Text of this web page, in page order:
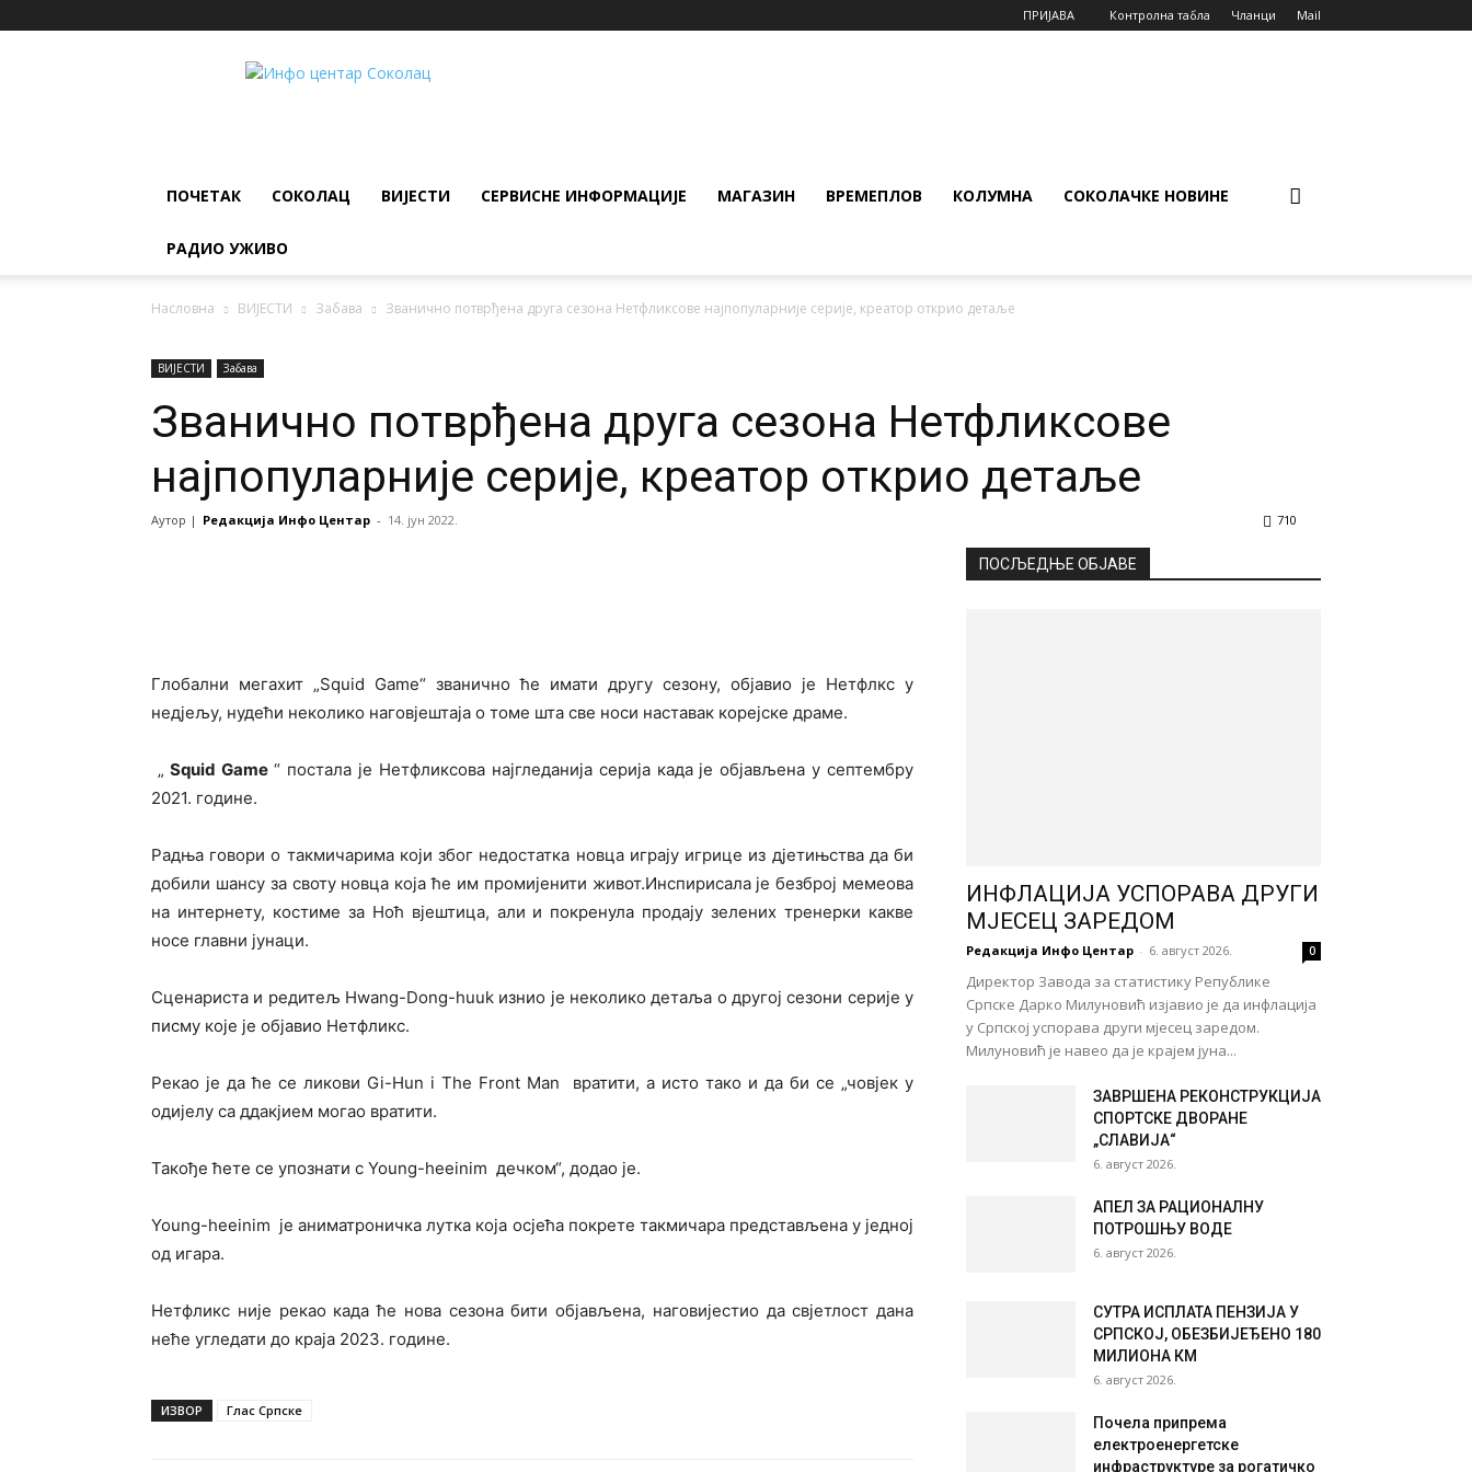
ПРИЈАВА Контролна табла Чланци Mail
ИНФО
ПОЧЕТАК СОКОЛАЦ ВИЈЕСТИ СЕРВИСНЕ ИНФОРМАЦИЈЕ МАГАЗИН ВРЕМЕПЛОВ КОЛУМНА СОКОЛАЧКЕ НОВИНЕ
РАДИО УЖИВО
Насловна ВИЈЕСТИ Забава Званично потврђена друга сезона Нетфликсове најпопуларније серије, креатор открио детаље
ВИЈЕСТИ Забава
Званично потврђена друга сезона Нетфликсове
најпопуларније серије, креатор открио детаље
Аутор | Редакција Инфо Центар - 14. јун 2022. 710
Глобални мегахит „Squid Game“ званично ће имати другу сезону, објавио је Нетфлкс у
недјељу, нудећи неколико наговјештаја о томе шта све носи наставак корејске драме.
„ Squid Game“ постала је Нетфликсова најгледанија серија када је објављена у септембру
2021. године.
Радња говори о такмичарима који због недостатка новца играју игрице из дјетињства да би
добили шансу за своту новца која ће им промијенити живот.Инспирисала је безброј мемеова
на интернету, костиме за Ноћ вјештица, али и покренула продају зелених тренерки какве
носе главни јунаци.
Сценариста и редитељ Hwang-Dong-huuk изнио је неколико детаља о другој сезони серије у
писму које је објавио Нетфликс.
Рекао је да ће се ликови Gi-Hun i The Front Man вратити, а исто тако и да би се „човјек у
одијелу са ддакјием могао вратити.
Такође ћете се упознати с Young-heeinim дечком“, додао је.
Young-heeinim је аниматроничка лутка која осјећа покрете такмичара представљена у једној
од игара.
Нетфликс није рекао када ће нова сезона бити објављена, наговијестио да свјетлост дана
неће угледати до краја 2023. године.
ИЗВОР Глас Српске
ПОСЉЕДЊЕ ОБЈАВЕ
ИНФЛАЦИЈА УСПОРАВА ДРУГИ
МЈЕСЕЦ ЗАРЕДОМ
Редакција Инфо Центар - 6. август 2026. 0
Директор Завода за статистику Републике
Српске Дарко Милуновић изјавио је да инфлација
у Српској успорава други мјесец заредом.
Милуновић је навео да је крајем јуна...
ЗАВРШЕНА РЕКОНСТРУКЦИЈА
СПОРТСКЕ ДВОРАНЕ
„СЛАВИЈА“
6. август 2026.
АПЕЛ ЗА РАЦИОНАЛНУ
ПОТРОШЊУ ВОДЕ
6. август 2026.
СУТРА ИСПЛАТА ПЕНЗИЈА У
СРПСКОЈ, ОБЕЗБИЈЕЂЕНО 180
МИЛИОНА КМ
6. август 2026.
Почела припрема
електроенергетске
инфраструктуре за рогатичко